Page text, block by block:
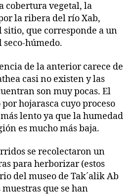
cobertura vegetal, la
la ribera del río Xab,
sitio, que corresponde a un
de la anterior carece de
casi no existen y las
son muy pocas. El
hojarasca cuyo proceso
lento ya que la humedad
es mucho más baja.
se recolectaron un
para herborizar (estos
del museo de Tak´alik Ab
muestras que se han